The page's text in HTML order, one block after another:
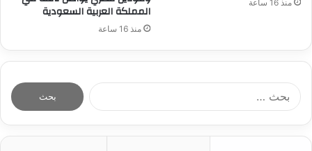
منذ 16 ساعة
المملكة العربية السعودية
منذ 16 ساعة